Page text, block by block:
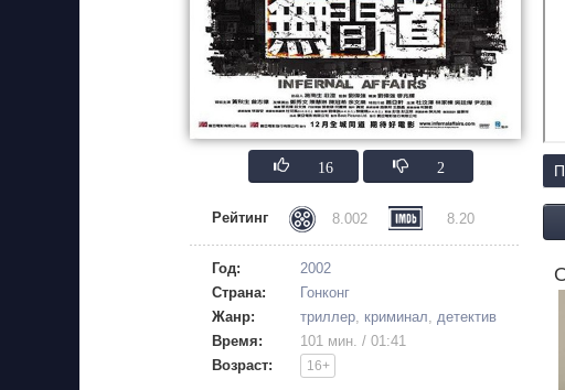
16 2
Рейтинг 8.002 8.20
Год:
2002
Страна:
Гонконг
Жанр:
триллер, криминал, детектив
Время:
101 мин. / 01:41
Возраст:
16+